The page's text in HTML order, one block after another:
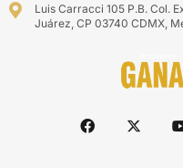
Luis Carracci 105 P.B. Col.
Juárez, CP 03740 CDMX,